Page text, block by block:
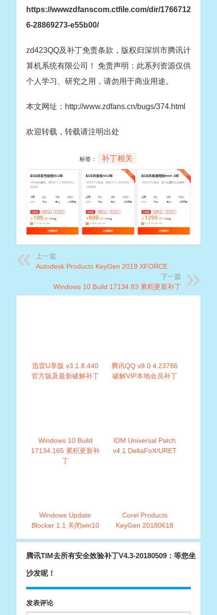
https://wwwzdfanscom.ctfile.com/dir/1766712
6-28869273-e55b00/
zd423QQ及补丁免责条款 ，版权归深圳市腾讯计
算机系统有限公司！ 免责声明：此系列资源仅供
个人学习、研究之用，请勿用于商业用途。
本文网址：http://www.zdfans.cn/bugs/374.html
欢迎转载，转载请注明出处
标签： 补丁相关
上一篇
Autodesk Products KeyGen 2019 XFORCE
下一篇
Windows 10 Build 17134.83 累积更新补丁
迅雷U享版 v3.1.8.440
官方版及最新破解补丁
腾讯QQ v9.0.4.23786
破解VIP本地会员补丁
Windows 10 Build
17134.165 累积更新补
丁
IDM Universal Patch
v4.1 DeltaFoX/UR ET
Windows Update
Blocker 1.1 关闭win10
Corel Products
KeyGen 20180618
腾讯TIM去所有安全效验补丁V4.3-20180509：等您坐
沙发呢！
发表评论